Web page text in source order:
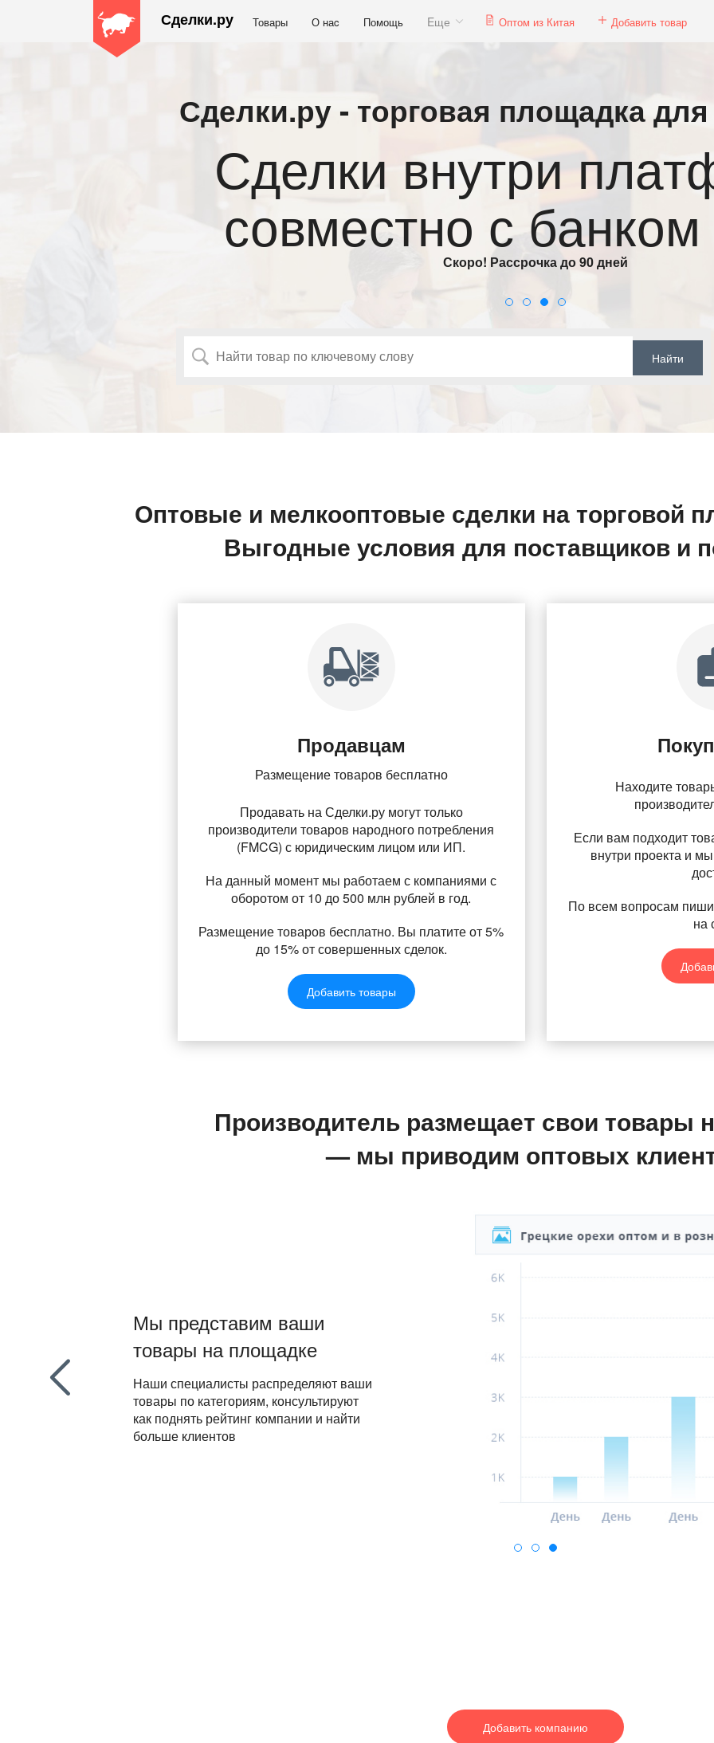
Сделки.ру Товары О наc Помощь Eще Оптом из Китая Добавить товар
Сделки.ру - торговая площадка
Для первых 100
комиссия не
Программа бесплатных образцов до клиентов по всей РФ
1 2 3 4
Оптовые и мелкооптовые сделки на торговой
Выгодные условия для поставщиков и
Продавцам
Размещение товаров бесплатно
Продавать на Сделки.ру могут только
производители товаров народного потребления
(FMCG) с юридическим лицом или ИП.
На данный момент мы работаем с компаниями с
оборотом от 10 до 500 млн рублей в год.
Размещение товаров бесплатно. Вы платите от 5%
до 15% от совершенных сделок.
Добавить товары
Находите
Если вам подходит
внутри проекта и
По всем вопросам
на
Производитель размещает свои товары
— мы приводим оптовых
Мы представим ваши
товары на площадке
Наши специалисты распределяют ваши
товары по категориям, консультируют
как поднять рейтинг компании и найти
больше клиентов
1 2 3
Добавить компанию